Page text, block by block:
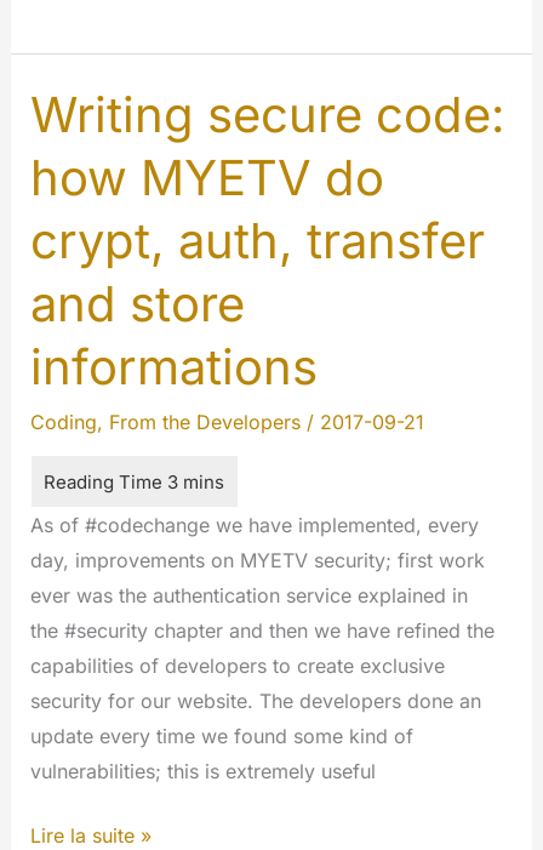
Artificial
Intelligence
for
good
Writing secure code:
how MYETV do
crypt, auth, transfer
and store
informations
Coding, From the Developers/ 2017-09-21
As of #codechange we have implemented, every
day, improvements on MYETV security; first work
ever was the authentication service explained in
the #security chapter and then we have refined the
capabilities of developers to create exclusive
security for our website. The developers done an
update every time we found some kind of
vulnerabilities; this is extremely useful
Writing
Lire la suite »